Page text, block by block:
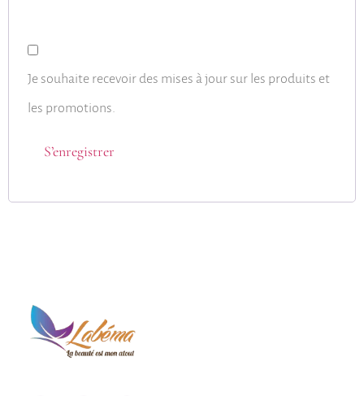
Je souhaite recevoir des mises à jour sur les produits et
les promotions.
S’enregistrer